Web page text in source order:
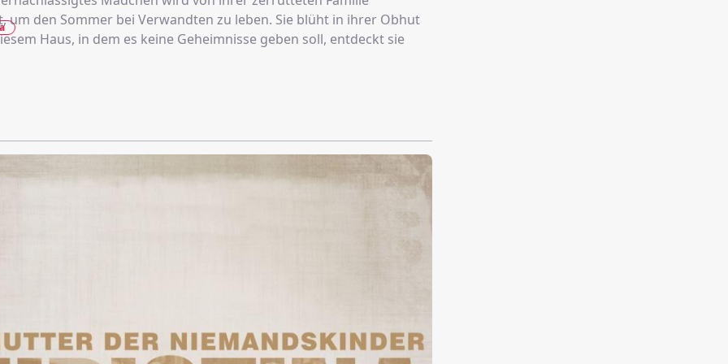
um den Sommer bei Verwandten zu leben. Sie blüht in ihrer Obhut
Haus, in dem es keine Geheimnisse geben soll, entdeckt sie